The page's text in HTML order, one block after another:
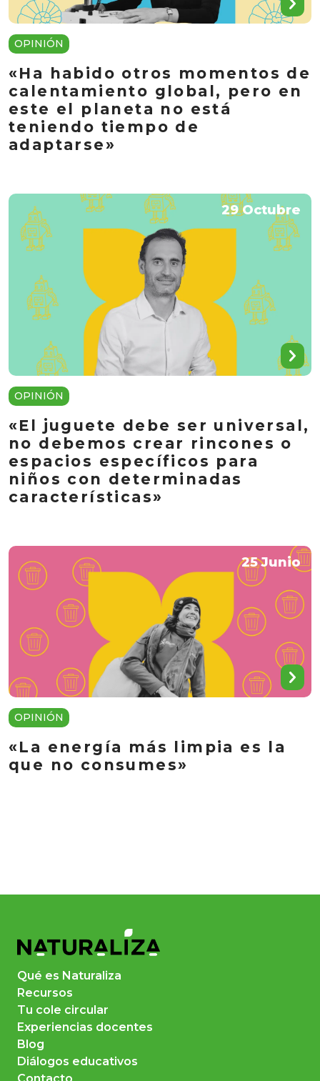
OPINIÓN
«Ha habido otros momentos de
calentamiento global, pero en
este el planeta no está
teniendo tiempo de
adaptarse»
29 Octubre
OPINIÓN
«El juguete debe ser universal,
no debemos crear rincones o
espacios específicos para
niños con determinadas
características»
25 Junio
OPINIÓN
«La energía más limpia es la
que no consumes»
Qué es Naturaliza
Recursos
Tu cole circular
Experiencias docentes
Blog
Diálogos educativos